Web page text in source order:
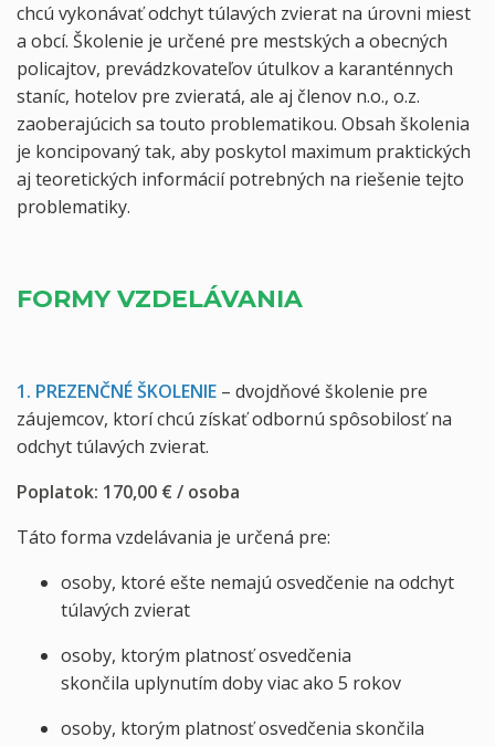
chcú vykonávať odchyt túlavých zvierat na úrovni miest
a obcí. Školenie je určené pre mestských a obecných
policajtov, prevádzkovateľov útulkov a karanténnych
staníc, hotelov pre zvieratá, ale aj členov n.o., o.z.
zaoberajúcich sa touto problematikou. Obsah školenia
je koncipovaný tak, aby poskytol maximum praktických
aj teoretických informácií potrebných na riešenie tejto
problematiky.
FORMY VZDELÁVANIA
1. PREZENČNÉ ŠKOLENIE – dvojdňové školenie pre
záujemcov, ktorí chcú získať odbornú spôsobilosť na
odchyt túlavých zvierat.
Poplatok: 170,00 € / osoba
Táto forma vzdelávania je určená pre:
osoby, ktoré ešte nemajú osvedčenie na odchyt
túlavých zvierat
osoby, ktorým platnosť osvedčenia
skončila uplynutím doby viac ako 5 rokov
osoby, ktorým platnosť osvedčenia skončila